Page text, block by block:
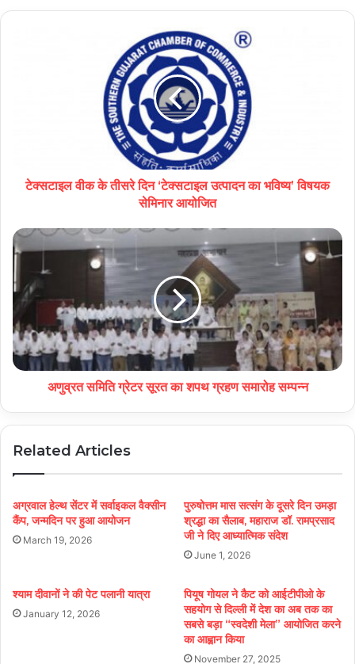
टेक्सटाइल वीक के तीसरे दिन ‘टेक्सटाइल उत्पादन का भविष्य’ विषयक
सेमिनार आयोजित
अणुव्रत समिति ग्रेटर सूरत का शपथ ग्रहण समारोह सम्पन्न
Related Articles
अग्रवाल हेल्थ सेंटर में सर्वाइकल वैक्सीन
कैंप, जन्मदिन पर हुआ आयोजन
March 19, 2026
पुरुषोत्तम मास सत्संग के दूसरे दिन उमड़ा
श्रद्धा का सैलाब, महाराज डॉ. रामप्रसाद
जी ने दिए आध्यात्मिक संदेश
June 1, 2026
श्याम दीवानों ने की पेट पलानी यात्रा
January 12, 2026
पियूष गोयल ने कैट को आईटीपीओ के
सहयोग से दिल्ली में देश का अब तक का
सबसे बड़ा “स्वदेशी मेला” आयोजित करने
का आह्वान किया
November 27, 2025